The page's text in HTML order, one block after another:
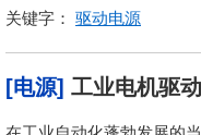
关键字： 驱动电源
[电源] 工业电机驱